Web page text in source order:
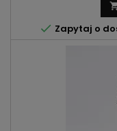
 Zapytaj o